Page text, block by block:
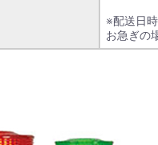
※配送日
お急ぎの